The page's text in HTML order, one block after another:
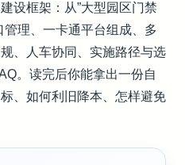
设框架：从”大型园区门禁
管理、一卡通平台组成、多
、人车协同、实施路径与选
。读完后你能拿出一份自
、如何利旧降本、怎样避免